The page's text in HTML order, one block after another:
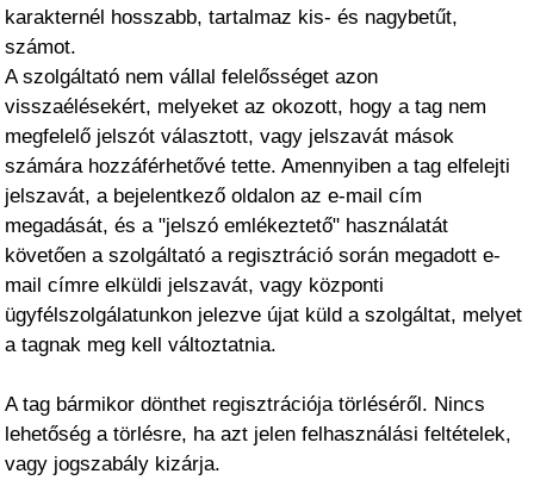
karakternél hosszabb, tartalmaz kis- és nagybetűt,
számot.
A szolgáltató nem vállal felelősséget azon
visszaélésekért, melyeket az okozott, hogy a tag nem
megfelelő jelszót választott, vagy jelszavát mások
számára hozzáférhetővé tette. Amennyiben a tag elfelejti
jelszavát, a bejelentkező oldalon az e-mail cím
megadását, és a "jelszó emlékeztető" használatát
követően a szolgáltató a regisztráció során megadott e-
mail címre elküldi jelszavát, vagy központi
ügyfélszolgálatunkon jelezve újat küld a szolgáltat, melyet
a tagnak meg kell változtatnia.
A tag bármikor dönthet regisztrációja törléséről. Nincs
lehetőség a törlésre, ha azt jelen felhasználási feltételek,
vagy jogszabály kizárja.